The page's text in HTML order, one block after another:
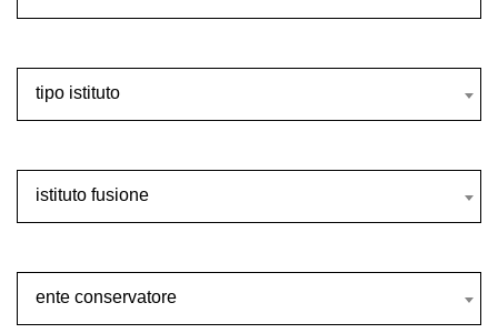
tipo istituto
istituto fusione
ente conservatore